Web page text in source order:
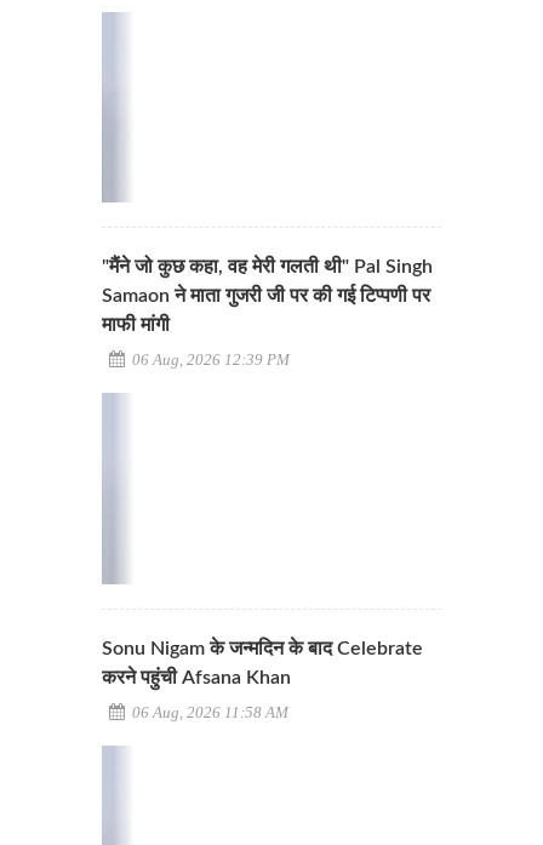
"मैंने जो कुछ कहा, वह मेरी गलती थी" Pal Singh
Samaon ने माता गुजरी जी पर की गई टिप्पणी पर
माफी मांगी
06 Aug, 2026 12:39 PM
Sonu Nigam के जन्मदिन के बाद Celebrate
करने पहुंची Afsana Khan
06 Aug, 2026 11:58 AM